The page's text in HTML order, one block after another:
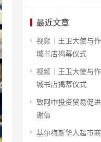
最近文章
视频｜王卫大使与
城书店揭幕仪式
视频｜王卫大使与
城书店揭幕仪式
致阿中投资贸易促
谢信
基尔梅斯华人超市